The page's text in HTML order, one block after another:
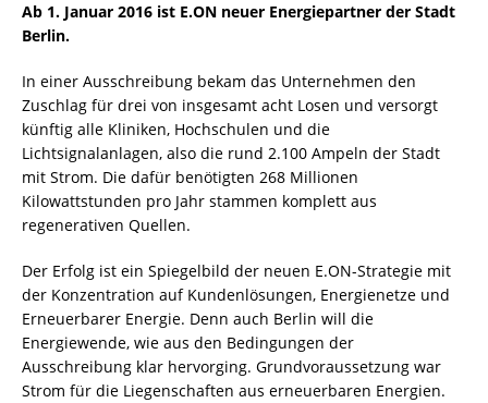
Ab 1. Januar 2016 ist E.ON neuer Energiepartner der Stadt
Berlin.
In einer Ausschreibung bekam das Unternehmen den
Zuschlag für drei von insgesamt acht Losen und versorgt
künftig alle Kliniken, Hochschulen und die
Lichtsignalanlagen, also die rund 2.100 Ampeln der Stadt
mit Strom. Die dafür benötigten 268 Millionen
Kilowattstunden pro Jahr stammen komplett aus
regenerativen Quellen.
Der Erfolg ist ein Spiegelbild der neuen E.ON-Strategie mit
der Konzentration auf Kundenlösungen, Energienetze und
Erneuerbarer Energie. Denn auch Berlin will die
Energiewende, wie aus den Bedingungen der
Ausschreibung klar hervorging. Grundvoraussetzung war
Strom für die Liegenschaften aus erneuerbaren Energien.